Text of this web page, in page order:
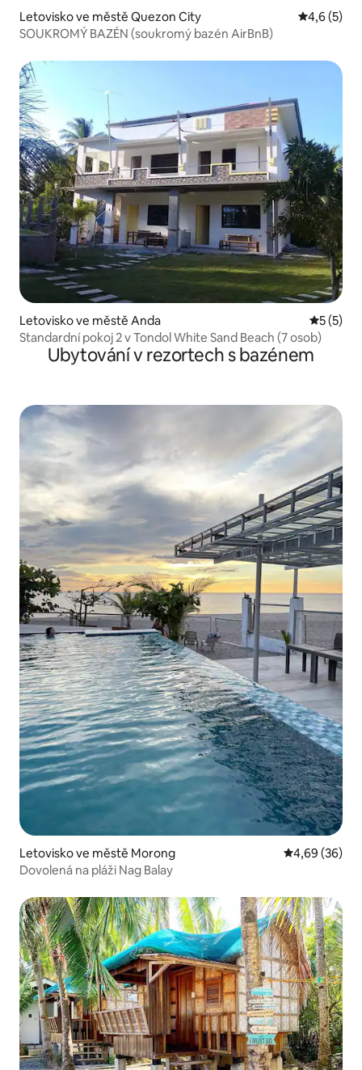
Letovisko ve městě Quezon City Průměrné
4,6 (5)
SOUKROMÝ BAZÉN (soukromý bazén AirBnB)
Letovisko ve městě Anda
5 (5)
Standardní pokoj 2 v Tondol White Sand Beach (7 osob)
Ubytování v rezortech s bazénem
Letovisko ve městě Morong Průměrné
4,69 (36)
Dovolená na pláži Nag Balay